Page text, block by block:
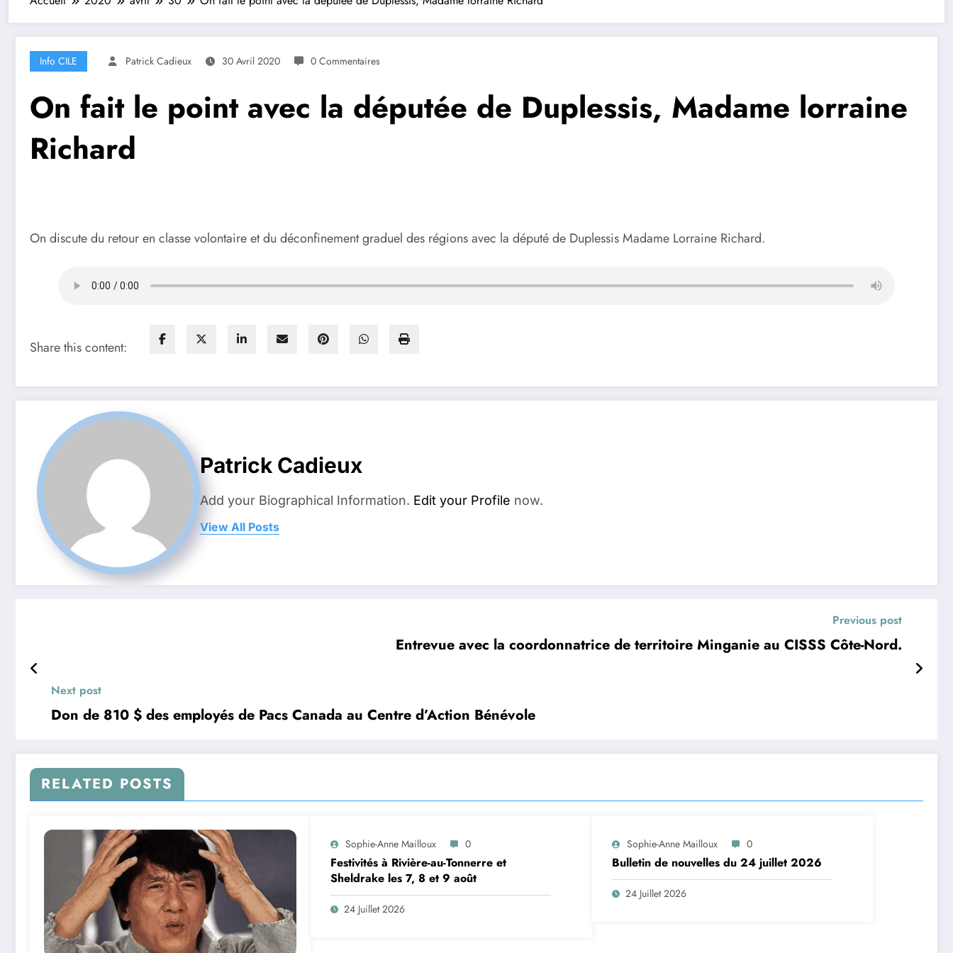
Info CILE Patrick Cadieux 30 Avril 2020 0 Commentaires
On fait le point avec la députée de Duplessis, Madame lorraine
Richard
On discute du retour en classe volontaire et du déconfinement graduel des régions avec la député de Duplessis Madame Lorraine Richard.
Share this content:
Patrick Cadieux
Add your Biographical Information. Edit your Profile now.
View All Posts
Previous post
Entrevue avec la coordonnatrice de territoire Minganie au CISSS Côte-Nord.
Next post
Don de 810 $ des employés de Pacs Canada au Centre d’Action Bénévole
RELATED POSTS
Sophie-Anne Mailloux 0
Festivités à Rivière-au-Tonnerre et
Sheldrake les 7, 8 et 9 août
24 Juillet 2026
Sophie-Anne Mailloux 0
Bulletin de nouvelles du 24 juillet 2026
24 Juillet 2026